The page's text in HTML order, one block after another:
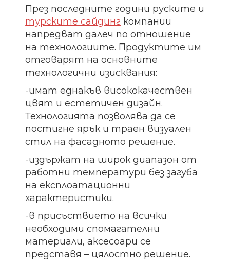
През последните години руските и
турските сайдинг компании
напредват далеч по отношение
на технологиите. Продуктите им
отговарят на основните
технологични изисквания:
-имат еднакъв висококачествен
цвят и естетичен дизайн.
Технологията позволява да се
постигне ярък и траен визуален
стил на фасадното решение.
-издържат на широк диапазон от
работни температури без загуба
на експлоатационни
характеристики.
-в присъствието на всички
необходими спомагателни
материали, аксесоари се
представя – цялостно решение.